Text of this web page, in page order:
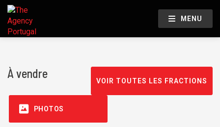
MENU
À vendre
VOIR TOUTES LES FRACTIONS
PHOTOS